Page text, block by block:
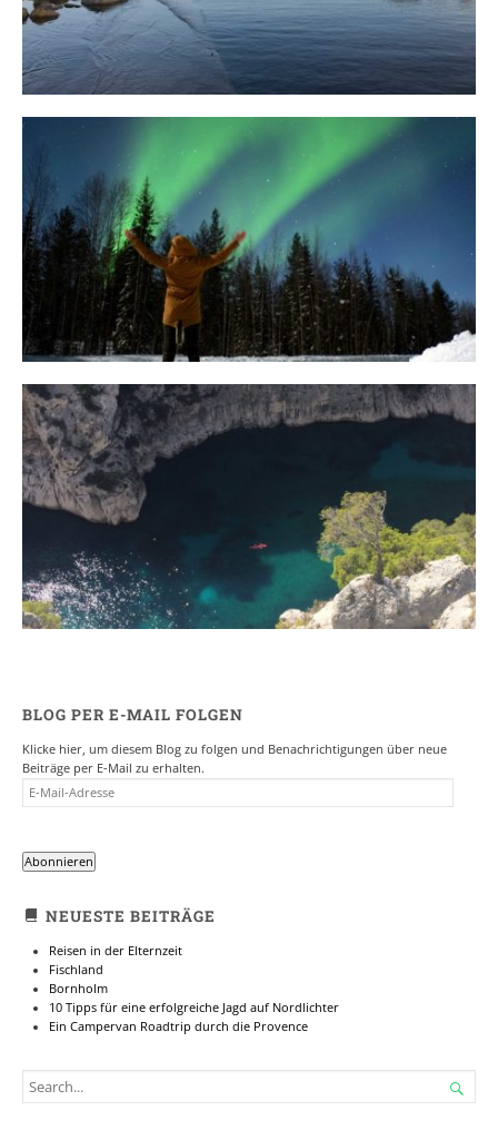
10 Tipps für eine erfolgreiche Jagd
auf Nordlichter
31. JANUAR 2018
Ein Campervan Roadtrip durch die
BLOG PER E-MAIL FOLGEN
Klicke hier, um diesem Blog zu folgen und Benachrichtigungen über neue
Beiträge per E-Mail zu erhalten.
E-
MAIL-
Abonnieren
NEUESTE BEITRÄGE
Reisen in der Elternzeit
Fischland
Bornholm
10 Tipps für eine erfolgreiche Jagd auf Nordlichter
Ein Campervan Roadtrip durch die Provence
SEARCH
FOR...
